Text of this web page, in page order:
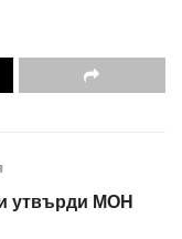
утвърди МОН